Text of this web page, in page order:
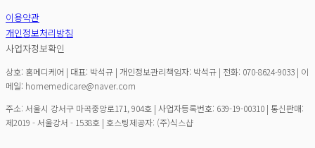
이용약관
개인정보처리방침
사업자정보확인
상호: 홈메디케어 | 대표: 박석규 | 개인정보관리책임자: 박석규 | 전화: 070-8624-9033 | 이
메일: homemedicare@naver.com
주소: 서울시 강서구 마곡중앙로171, 904호 | 사업자등록번호: 639-19-00310 | 통신판매:
제2019 - 서울강서 - 1538호 | 호스팅제공자: (주)식스샵